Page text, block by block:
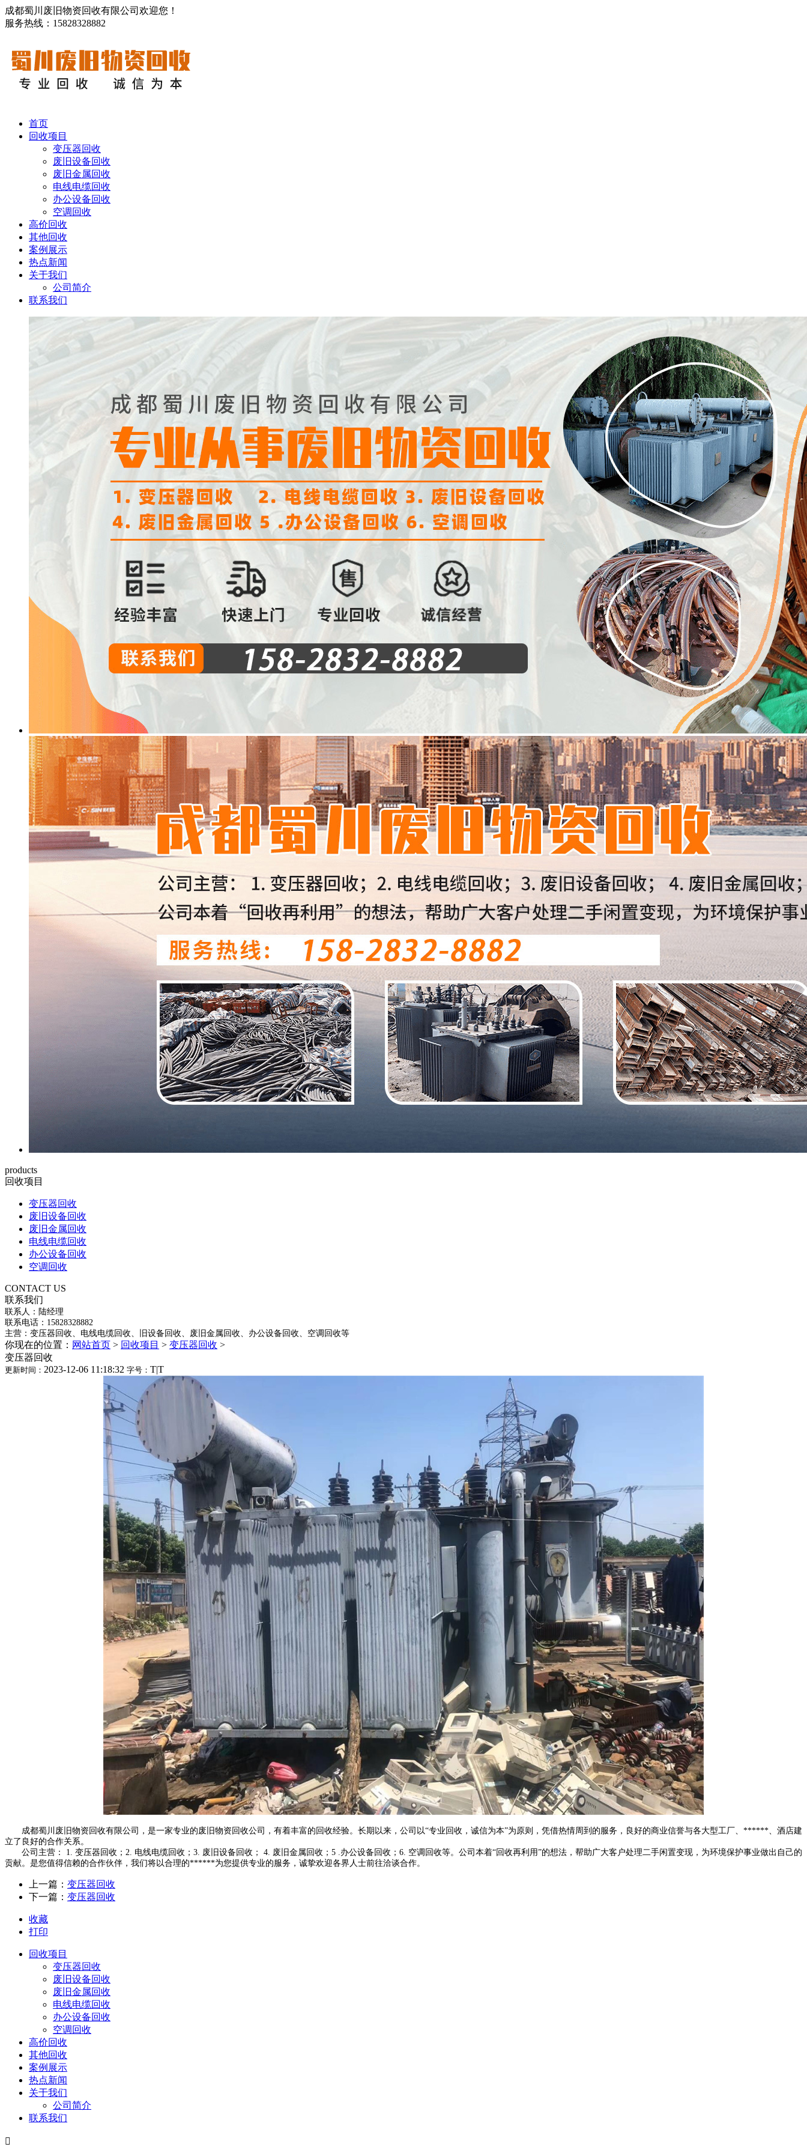
成都蜀川废旧物资回收有限公司欢迎您！
服务热线：15828328882
首页
回收项目
变压器回收
废旧设备回收
废旧金属回收
电线电缆回收
办公设备回收
空调回收
高价回收
其他回收
案例展示
热点新闻
关于我们
公司简介
联系我们
products
回收项目
变压器回收
废旧设备回收
废旧金属回收
电线电缆回收
办公设备回收
空调回收
CONTACT US
联系我们
联系人：陆经理
联系电话：15828328882
主营：变压器回收、电线电缆回收、旧设备回收、废旧金属回收、办公设备回收、空调回收等
你现在的位置： 网站首页 > 回收项目 > 变压器回收 >
变压器回收
更新时间： 2023-12-06 11:18:32 字号： T|T
成都蜀川废旧物资回收有限公司，是一家专业的废旧物资回收公司，有着丰富的回收经验。长期以来，公司以“专业回收，诚信为本”为原则，凭借热情周到的服务，良好的商业信誉与各大型工厂、******、酒店建
立了良好的合作关系。
公司主营： 1. 变压器回收；2. 电线电缆回收；3. 废旧设备回收； 4. 废旧金属回收；5 .办公设备回收；6. 空调回收等。公司本着“回收再利用”的想法，帮助广大客户处理二手闲置变现，为环境保护事业做出自己的
贡献。是您值得信赖的合作伙伴，我们将以合理的******为您提供专业的服务，诚挚欢迎各界人士前往洽谈合作。
上一篇： 变压器回收
下一篇： 变压器回收
收藏
打印
回收项目
变压器回收
废旧设备回收
废旧金属回收
电线电缆回收
办公设备回收
空调回收
高价回收
其他回收
案例展示
热点新闻
关于我们
公司简介
联系我们
